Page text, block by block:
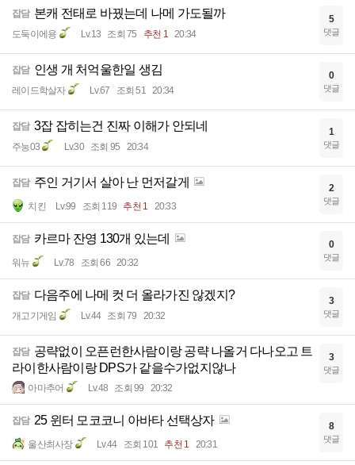
잡담 본캐 전태로 바꿨는데 나메 가도될까
도둑이에용 Lv.13 조회 75 추천 1 20:34
5
댓글
잡담 인생 개 처억울한일 생김
레이드학살자 Lv.67 조회 51 20:34
0
댓글
잡담 3잡 잡히는건 진짜 이해가 안되네
주눙03 Lv.30 조회 95 20:34
1
댓글
잡담 주인 거기서 살아 난 먼저갈게
치킨 Lv.99 조회 119 추천 1 20:33
2
댓글
잡담 카르마 잔영 130개 있는데
워뉴 Lv.78 조회 66 20:32
0
댓글
잡담 다음주에 나메 컷 더 올라가진 않겠지?
개고기게임 Lv.44 조회 79 20:32
3
댓글
잡담 공략없이 오픈런한사람이랑 공략 나올거 다나오고 트
라이한사람이랑 DPS가 같을수가없지않나
아마추어 Lv.48 조회 99 20:32
3
댓글
잡담 25 윈터 모코코니 아바타 선택상자
울산최사장 Lv.44 조회 101 추천 1 20:31
8
댓글